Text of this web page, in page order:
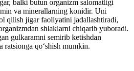
balki butun organizm salomatligi
va minerallarning konidir. Uni
qilish jigar faoliyatini jadallashtiradi,
shlaklarni chiqarib yuboradi.
gulkaramni semirib ketishdan
ratsionga qo‘shish mumkin.